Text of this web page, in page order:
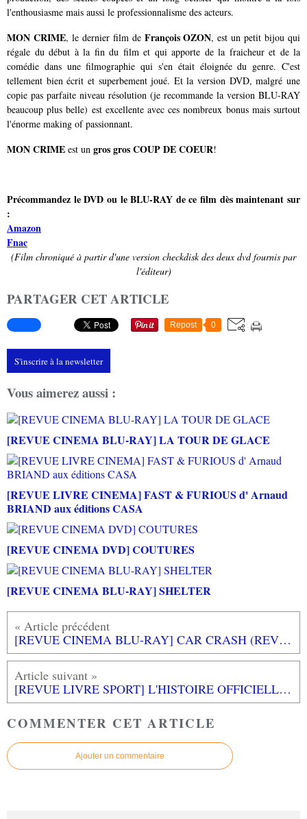
l'enthousiasme mais aussi le professionnalisme des acteurs.
MON CRIME, le dernier film de François OZON, est un petit bijou qui
régale du début à la fin du film et qui apporte de la fraicheur et de la
comédie dans une filmographie qui s'en était éloignée du genre. C'est
tellement bien écrit et superbement joué. Et la version DVD, malgré une
copie pas parfaite niveau résolution (je recommande la version BLU-RAY
beaucoup plus belle) est excellente avec ces nombreux bonus mais surtout
l'énorme making of passionnant.
MON CRIME est un gros gros COUP DE COEUR!
Précommandez le DVD ou le BLU-RAY de ce film dès maintenant sur
:
Amazon
Fnac
(Film chroniqué à partir d'une version checkdisk des deux dvd fournis par
l'éditeur)
PARTAGER CET ARTICLE
Repost 0
S'inscrire à la newsletter
Vous aimerez aussi :
[REVUE CINEMA BLU-RAY] LA TOUR DE GLACE
[REVUE LIVRE CINEMA] FAST & FURIOUS d' Arnaud
BRIAND aux éditions CASA
[REVUE CINEMA DVD] COUTURES
[REVUE CINEMA BLU-RAY] SHELTER
[REVUE CINEMA BLU-RAY] CAR CRASH (REVIVRE OU PERIR)
[REVUE LIVRE SPORT] L'HISTOIRE OFFICIELLE DU TOUR DE FRANCE aux éditions MARABOUT
COMMENTER CET ARTICLE
Ajouter un commentaire